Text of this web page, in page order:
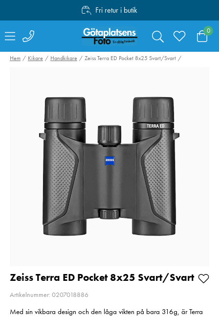
Fri retur i butik
Personlig service
Fri frakt över 1000:-
0
Canon Mount
Adapter EF-EOS R
I lager
Hem Kikare Handkikare Zeiss Terra ED Pocket 8x25 Svart/Svart
Zeiss Terra ED Pocket 8x25 Svart/Svart
Artikelnummer: 0207018886
Med sin vikbara design och den låga vikten på bara 316g, är Terra